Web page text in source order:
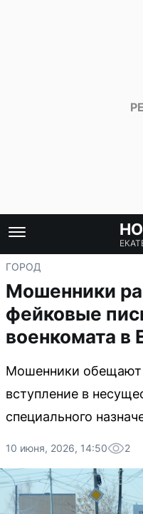
ГОРОД
Мошенники
фейковые
военкомата в
Мошенники обещают
вступление в
специального
10 июня, 2026, 14:50 2